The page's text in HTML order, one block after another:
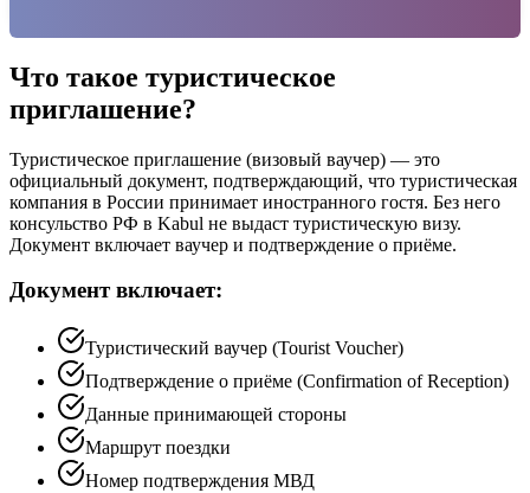
Что такое туристическое
приглашение?
Туристическое приглашение (визовый ваучер) — это
официальный документ, подтверждающий, что туристическая
компания в России принимает иностранного гостя. Без него
консульство РФ в Kabul не выдаст туристическую визу.
Документ включает ваучер и подтверждение о приёме.
Документ включает:
Туристический ваучер (Tourist Voucher)
Подтверждение о приёме (Confirmation of Reception)
Данные принимающей стороны
Маршрут поездки
Номер подтверждения МВД